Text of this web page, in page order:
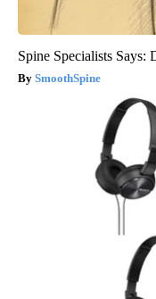
Spine Specialists
SmoothSpine